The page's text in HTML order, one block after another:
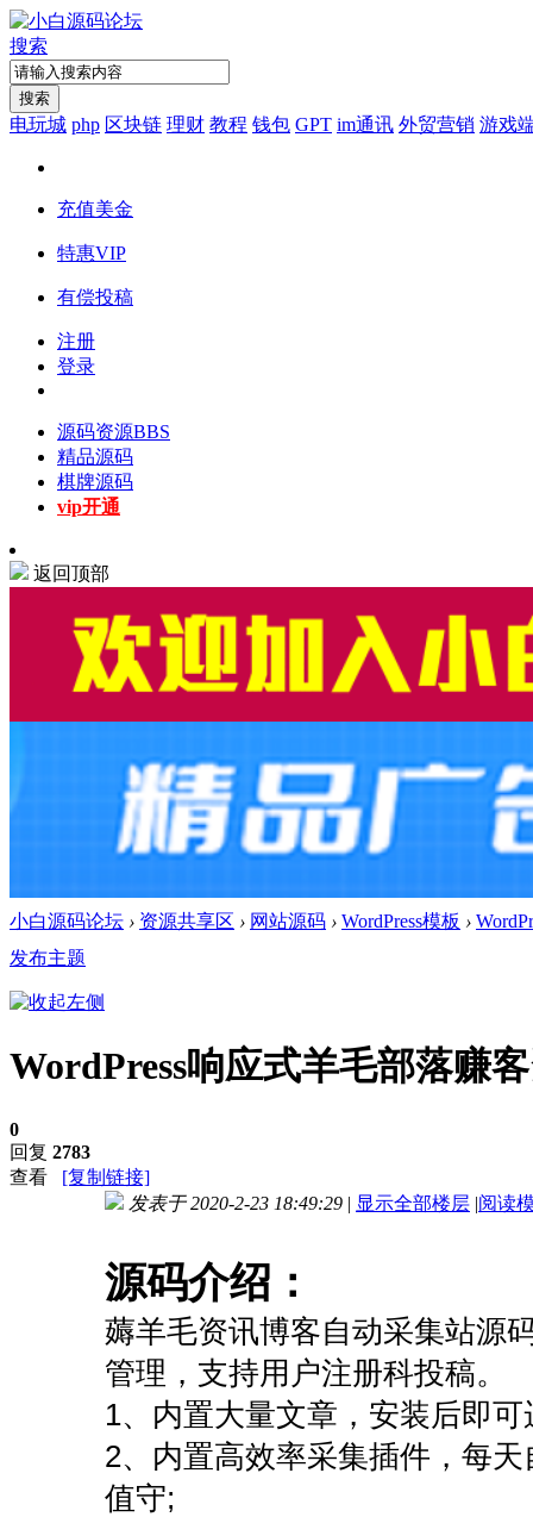
搜索
搜索
电玩城 php 区块链 理财 教程 钱包 GPT im通讯 外贸营销 游戏
充值美金
特惠VIP
有偿投稿
注册
登录
源码资源BBS
精品源码
棋牌源码
vip开通
返回顶部
小白源码论坛 › 资源共享区 › 网站源码 › WordPress模板 ›
发布主题
WordPress响应式羊毛部落赚
0
回复 2783
查看
[复制链接]
发表于 2020-2-23 18:49:29 | 显示全部楼层 |阅读
源码介绍 ：
薅羊毛资讯博客自动采集站源
管理，支持用户注册科投稿。
1、内置大量文章，安装后即
2、内置高效率采集插件，每
值守;